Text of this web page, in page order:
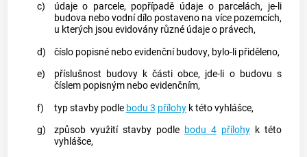
c)
údaje o parcele, popřípadě údaje o parcelách, je-li
budova nebo vodní dílo postaveno na více pozemcích,
u kterých jsou evidovány různé údaje o právech,
d)
číslo popisné nebo evidenční budovy, bylo-li přiděleno,
e)
příslušnost budovyk částiobce, jde-li o budovu s
číslem popisným nebo evidenčním,
f)
typ stavby podle bodu 3 přílohyk této vyhlášce,
g)
způsob využití stavby podle bodu 4 přílohyk této
vyhlášce,